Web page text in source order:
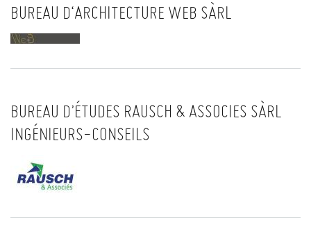
BUREAU D‘ARCHITECTURE WEB SÀRL
BUREAU D’ÉTUDES RAUSCH & ASSOCIES SÀRL
INGÉNIEURS-CONSEILS